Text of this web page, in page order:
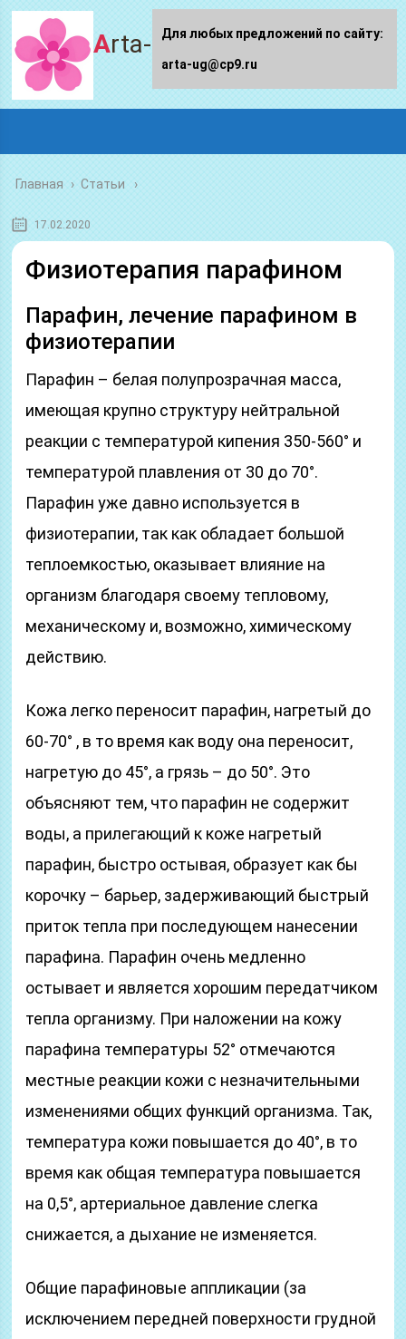
Arta-ug.ru
Главная › Статьи
17.02.2020
Физиотерапия парафином
Парафин, лечение парафином в
физиотерапии
Парафин – белая полупрозрачная масса,
имеющая крупно структуру нейтральной
реакции с температурой кипения 350-560° и
температурой плавления от 30 до 70°.
Парафин уже давно используется в
физиотерапии, так как обладает большой
теплоемкостью, оказывает влияние на
организм благодаря своему тепловому,
механическому и, возможно, химическому
действию.
Кожа легко переносит парафин, нагретый до
60-70° , в то время как воду она переносит,
нагретую до 45°, а грязь – до 50°. Это
объясняют тем, что парафин не содержит
воды, а прилегающий к коже нагретый
парафин, быстро остывая, образует как бы
корочку – барьер, задерживающий быстрый
приток тепла при последующем нанесении
парафина. Парафин очень медленно
остывает и является хорошим передатчиком
тепла организму. При наложении на кожу
парафина температуры 52° отмечаются
местные реакции кожи с незначительными
изменениями общих функций организма. Так,
температура кожи повышается до 40°, в то
время как общая температура повышается
на 0,5°, артериальное давление слегка
снижается, а дыхание не изменяется.
Общие парафиновые аппликации (за
исключением передней поверхности грудной
Для любых предложений по сайту:
arta-ug@cp9.ru